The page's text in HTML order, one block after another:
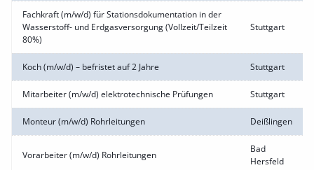
Fachkraft (m/w/d) für Stationsdokumentation in der
Wasserstoff- und Erdgasversorgung (Vollzeit/Teilzeit
80%)
Stuttgart
Koch (m/w/d) – befristet auf 2 Jahre Stuttgart
Mitarbeiter (m/w/d) elektrotechnische Prüfungen Stuttgart
Monteur (m/w/d) Rohrleitungen Deißlingen
Vorarbeiter (m/w/d) Rohrleitungen
Bad
Hersfeld